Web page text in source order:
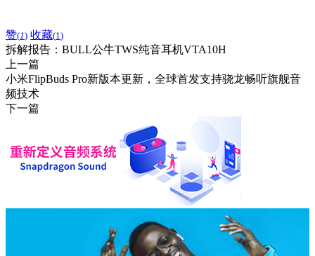
赞(1) 收藏(1 )
拆解报告：BULL公牛TWS纯音耳机VTA10H
上一篇
小米FlipBuds Pro新版本更新，全球首发支持骁龙畅听旗舰音
频技术
下一篇